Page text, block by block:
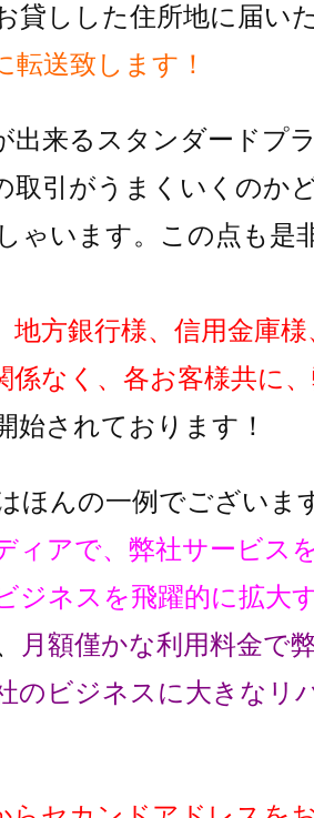
貸しした住所地に届い
転送致します！
出来るスタンダードプ
取引がうまくいくのか
ゃいます。この点も是
地方銀行様、信用金庫
係なく、各お客様共に
始されております！
ほんの一例でございま
ィアで、弊社サービス
ジネスを飛躍的に拡大
月額僅かな利用料金で
のビジネスに大きなリ